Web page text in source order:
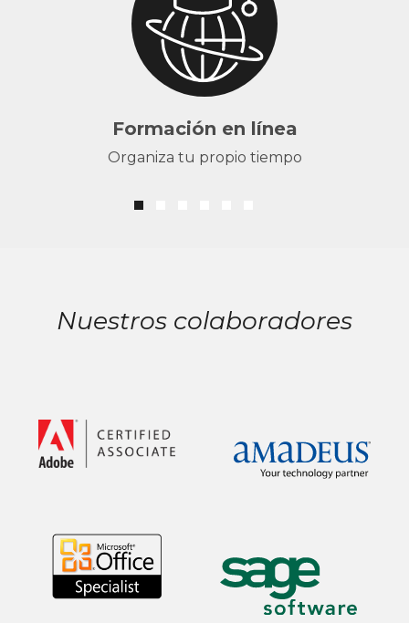
Formación en línea
Organiza tu propio tiempo
Nuestros colaboradores